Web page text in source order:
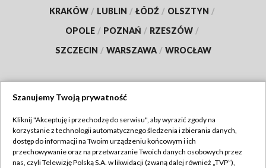
KRAKÓW / LUBLIN / ŁÓDŹ / OLSZTYN /
OPOLE / POZNAŃ / RZESZÓW /
SZCZECIN / WARSZAWA / WROCŁAW
TVP
Abonament TVP
Regulamin TVP
Szanujemy Twoją prywatność
Kliknij "Akceptuję i przechodzę do serwisu", aby wyrazić zgody na
korzystanie z technologii automatycznego śledzenia i zbierania danych,
dostęp do informacji na Twoim urządzeniu końcowym i ich
przechowywanie oraz na przetwarzanie Twoich danych osobowych przez
nas, czyli Telewizję Polską S.A. w likwidacji (zwaną dalej również „TVP”),